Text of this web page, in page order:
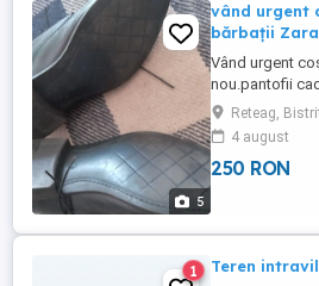
5
vând urgent
bărbații
Vând urgent
nou.pantofii
Reteag,
4 august
250 RON
1 Teren